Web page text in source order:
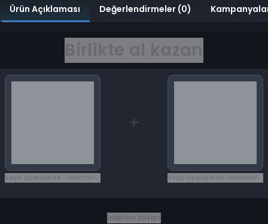
Ürün Açıklaması Değerlendirmeler (0)